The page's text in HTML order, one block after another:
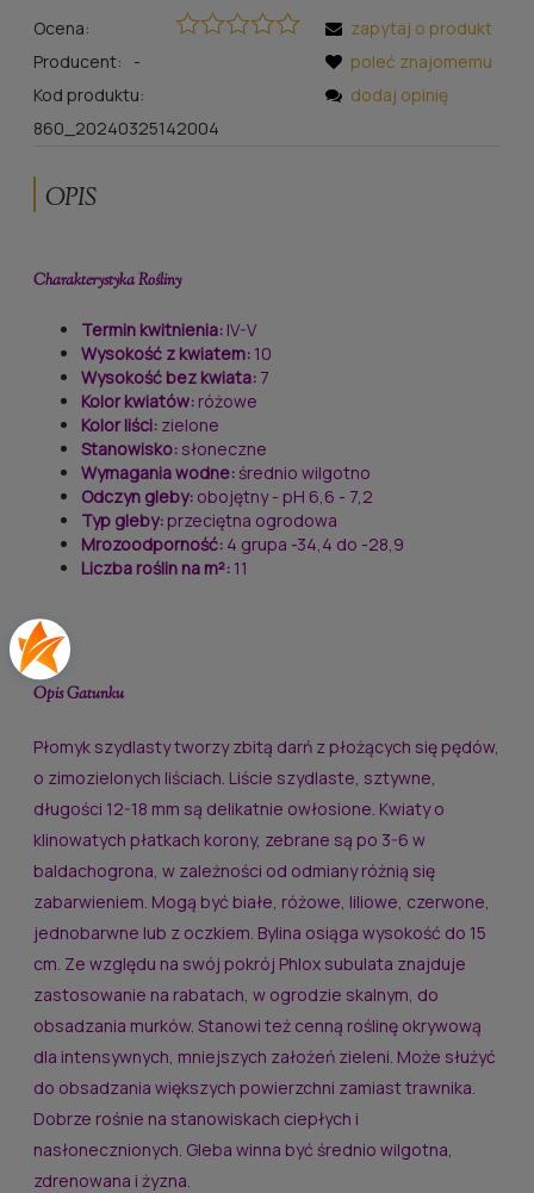
Ocena:
Producent:
-
Kod produktu:
860_20240325142004
zapytaj o produkt
poleć znajomemu
dodaj opinię
OPIS
CharakterystykaRośliny
Termin kwitnienia: IV-V
Wysokość z kwiatem: 10
Wysokość bez kwiata: 7
Kolor kwiatów: różowe
Kolor liści: zielone
Stanowisko: słoneczne
Wymagania wodne:średnio wilgotno
Odczyn gleby: obojętny - pH 6,6 - 7,2
Typ gleby:przeciętna ogrodowa
Mrozoodporność: 4 grupa -34,4 do -28,9
Liczba roślin na m²: 11
OpisGatunku
Płomyk szydlasty tworzy zbitą darń z płożących się pędów,
o zimozielonych liściach. Liście szydlaste, sztywne,
długości 12-18 mm są delikatnie owłosione. Kwiaty o
klinowatych płatkach korony, zebrane są po 3-6 w
baldachogrona, w zależności od odmiany różnią się
zabarwieniem. Mogą być białe, różowe, liliowe, czerwone,
jednobarwne lub z oczkiem. Bylina osiąga wysokość do 15
cm. Ze względu na swój pokrój Phlox subulata znajduje
zastosowanie na rabatach, w ogrodzie skalnym, do
obsadzania murków. Stanowi też cenną roślinę okrywową
dla intensywnych, mniejszych założeń zieleni. Może służyć
do obsadzania większych powierzchni zamiast trawnika.
Dobrze rośnie na stanowiskach ciepłych i
nasłonecznionych. Gleba winna być średnio wilgotna,
zdrenowana i żyzna.